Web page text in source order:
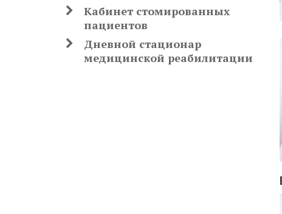
Кабинет стомированных
пациентов
Дневной стационар
медицинской реабилитации